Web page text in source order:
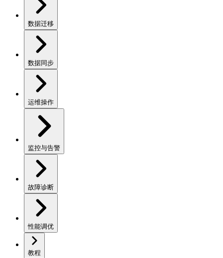
数据迁移
数据同步
运维操作
监控与告警
故障诊断
性能调优
教程